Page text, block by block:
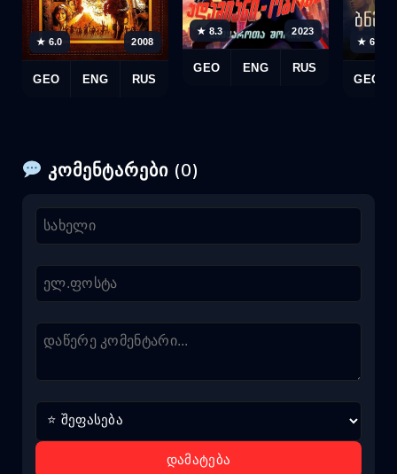
★ 6.0 2008
GEO ENG RUS
★ 8.3 2023
GEO ENG RUS
★ 6.0
GEO
კომენტარები (0)
დამატება